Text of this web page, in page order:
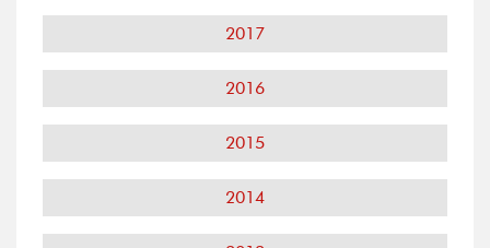
2017
2016
2015
2014